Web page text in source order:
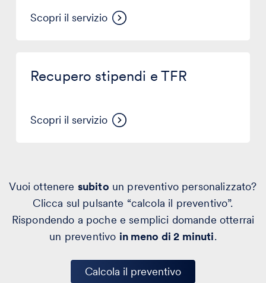
Scopri il servizio
Recupero stipendi e TFR
Scopri il servizio
stipendi
Vuoi ottenere subito un preventivo personalizzato?
Clicca sul pulsante “calcola il preventivo”.
Rispondendo a poche e semplici domande otterrai
un preventivo in meno di 2 minuti.
Calcola il preventivo